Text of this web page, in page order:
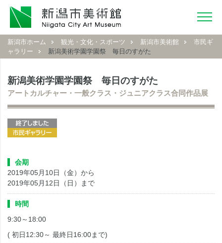
新潟市ホーム 観光・文化・スポーツ 新潟市美術館
市民ギ
ャラリー
新潟美術学園学園祭 毎日のすがた
新潟美術学園学園祭 毎日のすがた
アートカルチャー・一般クラス・ジュニアクラス合同作品展
会期
2019年05月10日（金）から
2019年05月12日（日）まで
時間
9:30～18:00
( 初日12:30～ 最終日16:00まで)